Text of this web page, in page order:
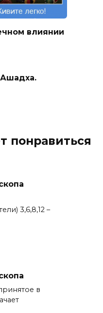
влиянии
понравиться
3,6,8,12 –
в